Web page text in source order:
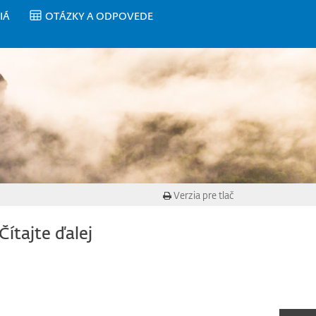
OTÁZKY A ODPOVEDE
Verzia pre tlač
ďalej